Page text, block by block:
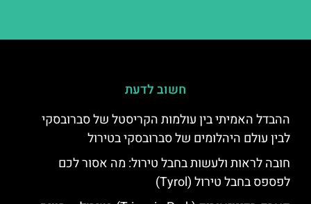
חשוב לדעת
ההבדל האמיתי בין עולמות הקריסטל של סברובסקי
לבין עולם היהלומים של סברובסקי בטירול
חובה לראות ולעשות בחבל טירול: מה אסור לכם
לפספס בחבל טירול (Tyrol)